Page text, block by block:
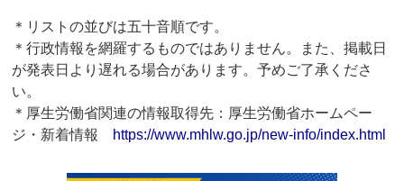
＊リストの並びは五十音順です。
＊行政情報を網羅するものではありません。また、掲載日
が発表日より遅れる場合があります。予めご了承くださ
い。
＊厚生労働省関連の情報取得先：厚生労働省ホームペー
ジ・新着情報 https://www.mhlw.go.jp/new-info/index.html